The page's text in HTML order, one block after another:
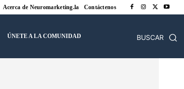
Acerca de Neuromarketing.la Contáctenos
ÚNETE A LA COMUNIDAD BUSCAR